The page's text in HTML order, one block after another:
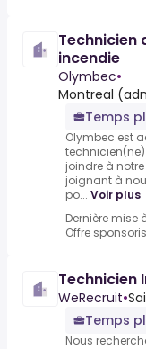
Technicien
incendie
Olymbec•
Montreal
Temps
Olymbec est
technicien(ne)
joindre à
joignant à
po... Voir plus
Dernière mise
Offre
Technicien
WeRecruit•
Temps
Nous